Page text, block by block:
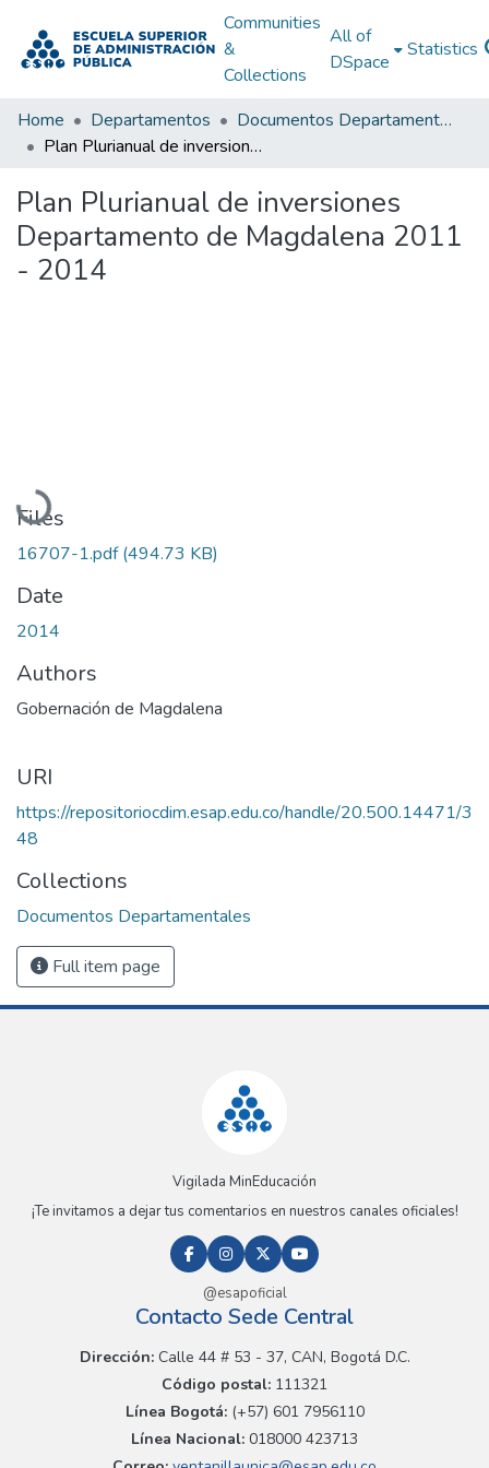
Communities
&
Collections
All of
DSpace
Statistics
Home Departamentos
Documentos Departamentales
Plan Plurianual de inversiones Departamento de Magdalena 2011 - 2014
Plan Plurianual de inversiones
Departamento de Magdalena 2011
- 2014
Loading...
Files
16707-1.pdf(494.73 KB)
Date
2014
Authors
Gobernación de Magdalena
URI
https://repositoriocdim.esap.edu.co/handle/20.500.14471/3
48
Collections
Documentos Departamentales
Full item page
Vigilada MinEducación
¡Te invitamos a dejar tus comentarios en nuestros canales oficiales!
@esapoficial
Contacto Sede Central
Dirección:Calle 44 # 53 - 37, CAN, Bogotá D.C.
Código postal: 111321
Línea Bogotá:(+57) 601 7956110
Línea Nacional: 018000 423713